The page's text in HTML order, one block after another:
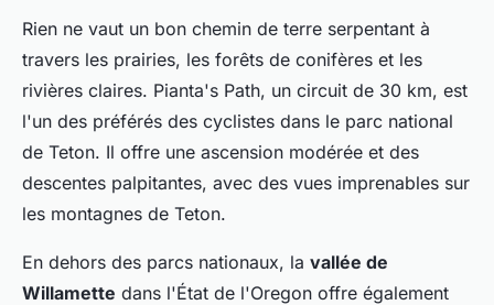
Rien ne vaut un bon chemin de terre serpentant à
travers les prairies, les forêts de conifères et les
rivières claires. Pianta's Path, un circuit de 30 km, est
l'un des préférés des cyclistes dans le parc national
de Teton. Il offre une ascension modérée et des
descentes palpitantes, avec des vues imprenables sur
les montagnes de Teton.
En dehors des parcs nationaux, la vallée de
Willamette dans l'État de l'Oregon offre également